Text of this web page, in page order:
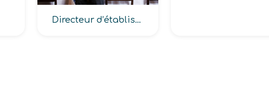
Directeur d’établissement en hôtellerie-restauration